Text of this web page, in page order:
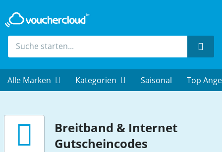
Alle Marken Kategorien Saisonal Top
Breitband & Internet
Gutscheincodes